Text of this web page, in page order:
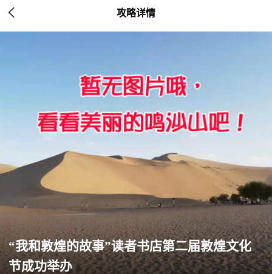
 攻略详情
“我和敦煌的故事”读者书店第二届敦煌文化
节成功举办